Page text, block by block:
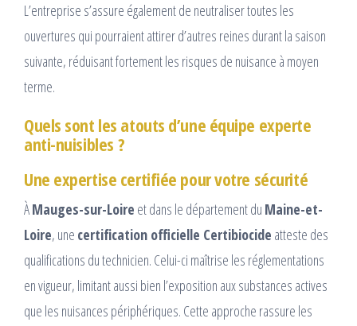
L’entreprise s’assure également de neutraliser toutes les
ouvertures qui pourraient attirer d’autres reines durant la saison
suivante, réduisant fortement les risques de nuisance à moyen
terme.
Quels sont les atouts d’une équipe experte
anti-nuisibles ?
Une expertise certifiée pour votre sécurité
ÀMauges-sur-Loire et dans le département du Maine-et-
Loire, une certification officielle Certibiocide atteste des
qualifications du technicien. Celui-ci maîtrise les réglementations
en vigueur, limitant aussi bien l’exposition aux substances actives
que les nuisances périphériques. Cette approche rassure les